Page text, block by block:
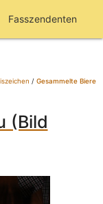
Fasszendenten
/ Gesammelte Biere
(Bild